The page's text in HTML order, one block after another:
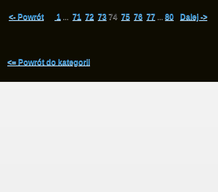
<- Powrót 1 ... 71 72 73 74 75 76 77 ... 80 Dalej ->
<= Powrót do kategorii